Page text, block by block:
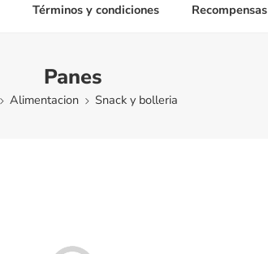
Términos y condiciones Recompensas
Panes
Alimentacion Snack y bolleria